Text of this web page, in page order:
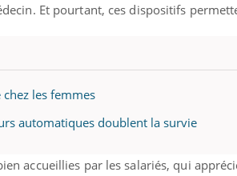
Et pourtant, ces dispositifs
les femmes
automatiques doublent la survie
accueillies par les salariés, qui